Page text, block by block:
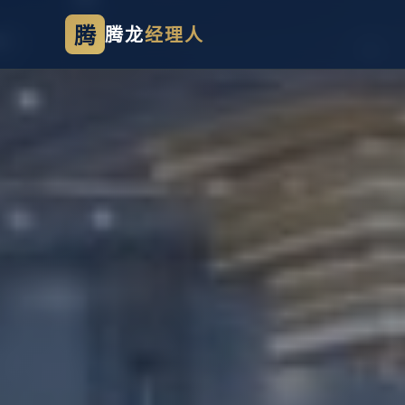
腾 腾龙经理人